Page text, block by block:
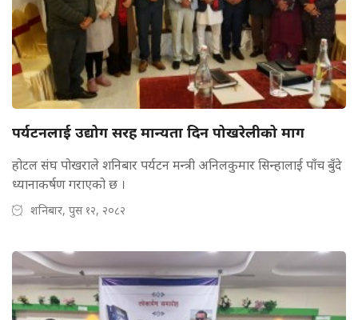
पर्यटनलाई उद्योग सरह मान्यता दिन पोखरेलीको माग
होटल संघ पोखराले शनिबार पर्यटन मन्त्री अनिलकुमार सिन्हालाई पाँच बुँदे
ध्यानाकर्षण गराएको छ ।
शनिबार, पुस १२, २०८२